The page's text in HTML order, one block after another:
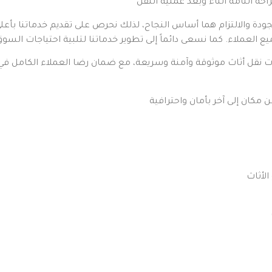
والالتزام هما أساس النجاح، لذلك نحرص على تقديم خدماتنا